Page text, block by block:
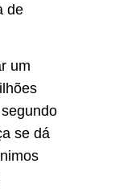
de
um
se dá